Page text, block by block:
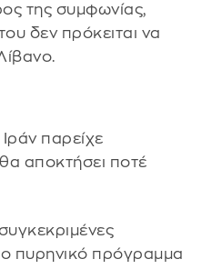
της συμφωνίας,
δεν πρόκειται να
παρείχε
αποκτήσει ποτέ
πυρηνικό πρόγραμμα